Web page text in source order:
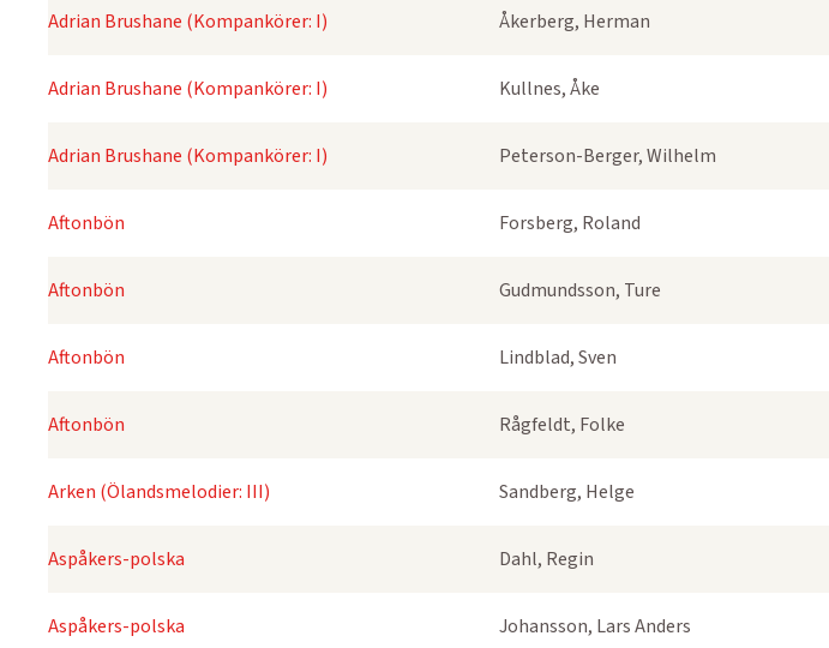
Adrian Brushane (Kompankörer: I) Åkerberg, Herman
Adrian Brushane (Kompankörer: I) Kullnes, Åke
Adrian Brushane (Kompankörer: I) Peterson-Berger, Wilhelm
Aftonbön Forsberg, Roland
Aftonbön Gudmundsson, Ture
Aftonbön Lindblad, Sven
Aftonbön Rågfeldt, Folke
Arken (Ölandsmelodier: III) Sandberg, Helge
Aspåkers-polska Dahl, Regin
Aspåkers-polska Johansson, Lars Anders